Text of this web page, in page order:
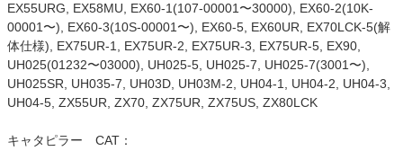
EX55URG, EX58MU, EX60-1(107-00001〜30000), EX60-2(10K-
00001〜), EX60-3(10S-00001〜), EX60-5, EX60UR, EX70LCK-5(解
体仕様), EX75UR-1, EX75UR-2, EX75UR-3, EX75UR-5, EX90,
UH025(01232〜03000), UH025-5, UH025-7, UH025-7(3001〜),
UH025SR, UH035-7, UH03D, UH03M-2, UH04-1, UH04-2, UH04-3,
UH04-5, ZX55UR, ZX70, ZX75UR, ZX75US, ZX80LCK
キャタピラー CAT：